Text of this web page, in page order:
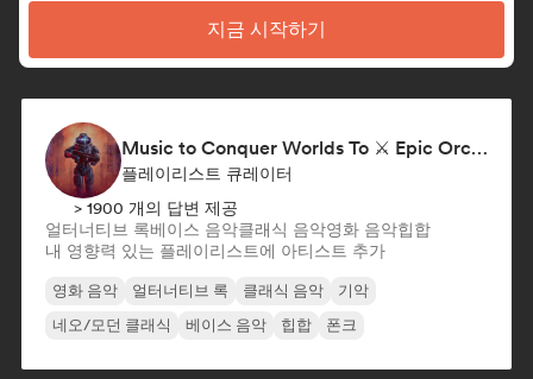
지금 시작하기
Music to Conquer Worlds To ⚔️ Epic Orchestral, Cinematic & Trailer Music
플레이리스트 큐레이터
> 1900 개의 답변 제공
얼터너티브 록베이스 음악클래식 음악영화 음악힙합
내 영향력 있는 플레이리스트에 아티스트 추가
영화 음악 얼터너티브 록 클래식 음악
기악
네오/모던 클래식
베이스 음악 힙합 폰크